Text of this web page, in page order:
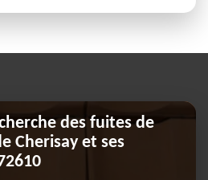
des fuites de
Cherisay et ses